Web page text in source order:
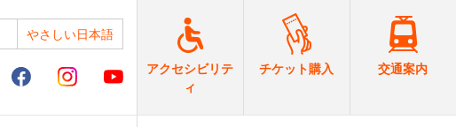
やさしい日本語
アクセシビリテ
ィ
チケット購入 交通案内